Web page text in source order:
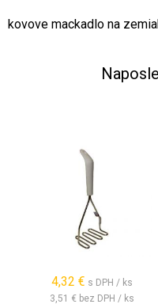
kovove mackadlo na
4,32 € s DPH / ks
3,51 € bez DPH / ks